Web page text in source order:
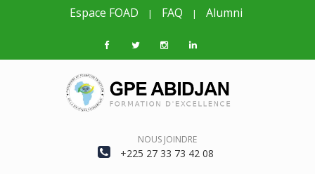
Espace FOAD | FAQ | Alumni
NOUS JOINDRE
+225 27 33 73 42 08